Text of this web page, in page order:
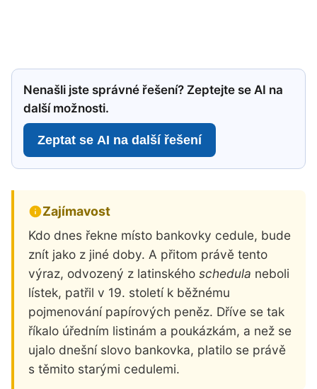
Nenašli jste správné řešení? Zeptejte se AI na
další možnosti.
Zeptat se AI na další řešení
Zajímavost
Kdo dnes řekne místo bankovky cedule, bude
znít jako z jiné doby. A přitom právě tento
výraz, odvozený z latinského schedula neboli
lístek, patřil v 19. století k běžnému
pojmenování papírových peněz. Dříve se tak
říkalo úředním listinám a poukázkám, a než se
ujalo dnešní slovo bankovka, platilo se právě
s těmito starými cedulemi.